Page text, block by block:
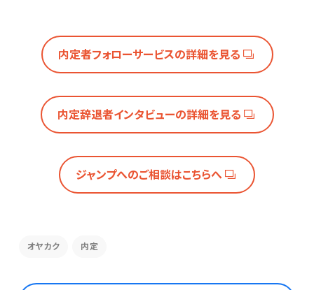
内定者フォローサービスの詳細を見る
内定辞退者インタビューの詳細を見る
ジャンプへのご相談はこちらへ
オヤカク 内定